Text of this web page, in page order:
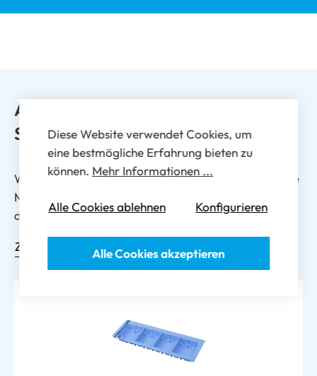
Alle Artikel finden
Sie im Shop
Wir bieten Ihnen ein breites Sortiment an Richt- sowie
Medikationshilfen und Logistiklösungen speziell für
das Gesundheitswesen.
Zu den Produkten
Diese Website verwendet Cookies, um
eine bestmögliche Erfahrung bieten zu
können. Mehr Informationen ...
Alle Cookies ablehnen Konfigurieren
Alle Cookies akzeptieren